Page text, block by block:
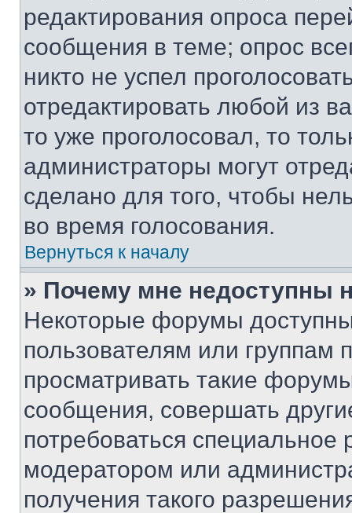
редактирования опроса
сообщения в теме; опрос
никто не успел
отредактировать любой из
то уже проголосовал, то
администраторы могут
сделано для того, чтобы
во время голосования.
Вернуться к началу
» Почему мне недоступны
Некоторые форумы
пользователям или группам
просматривать такие
сообщения, совершать
потребоваться
модератором или
получения такого